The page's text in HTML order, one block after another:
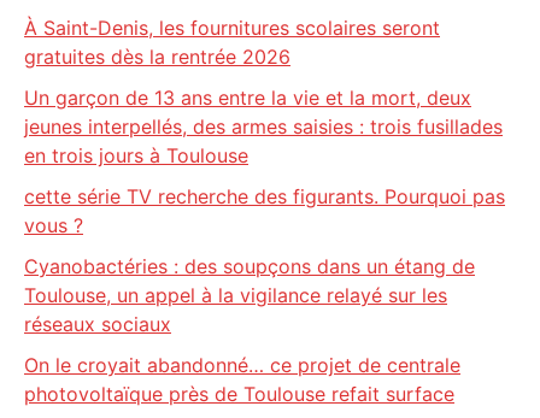
À Saint-Denis, les fournitures scolaires seront
gratuites dès la rentrée 2026
Un garçon de 13 ans entre la vie et la mort, deux
jeunes interpellés, des armes saisies : trois fusillades
en trois jours à Toulouse
cette série TV recherche des figurants. Pourquoi pas
vous ?
Cyanobactéries : des soupçons dans un étang de
Toulouse, un appel à la vigilance relayé sur les
réseaux sociaux
On le croyait abandonné… ce projet de centrale
photovoltaïque près de Toulouse refait surface